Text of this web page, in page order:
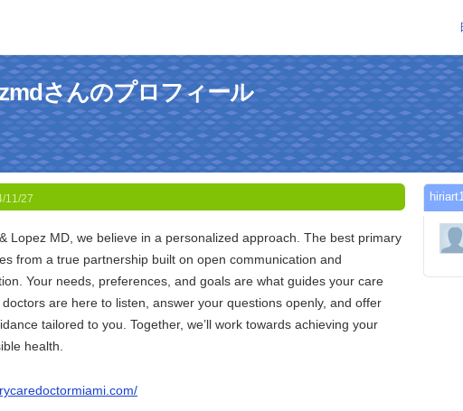
さんのプロフィール
11/27
Lopez MD, we believe in a personalized approach. The best primary
from a true partnership built on open communication and
Your needs, preferences, and goals are what guides your care
are here to listen, answer your questions openly, and offer
tailored to you. Together, we’ll work towards achieving your
health.